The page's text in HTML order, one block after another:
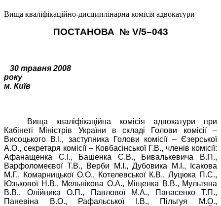
Вища кваліфікаційно-дисциплінарна комісія адвокатури
ПОСТАНОВА № V/5–043
30 травня 2008
року
м. Київ
Вища кваліфікаційна комісія адвокатури при
Кабінеті Міністрів України в складі Голови комісії –
Висоцького В.І., заступника Голови комісії – Єзерської
А.О., секретаря комісії – Ковбасінської Г.В., членів комісії:
Афанащенка С.І., Башенка С.В., Бивалькевича В.П.,
Варфоломеєвої Т.В., Верби М.І., Дубовика М.І., Ісакова
М.Г., Комарницької О.О., Котелевської К.В., Луцюка П.С.,
Юзькової Н.В., Мельнікова О.А., Міщенка В.В., Мультяна
В.В., Олійника О.П., Павлової М.А., Панасенко Т.П.,
Паневіна В.О., Рафальської І.В., Пільгуя М.О.,